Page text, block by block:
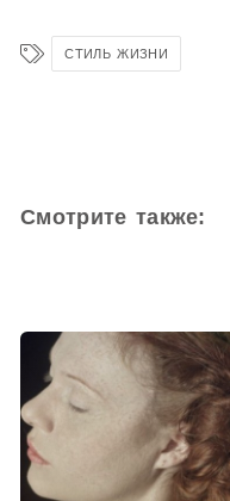
СТИЛЬ ЖИЗНИ
Смотрите также: